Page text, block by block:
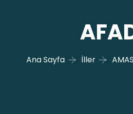
Ana Sayfa İller